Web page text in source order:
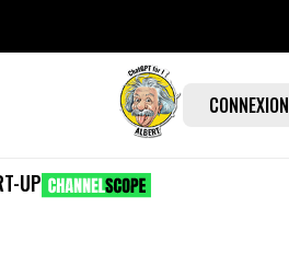
CONNEXION
UP